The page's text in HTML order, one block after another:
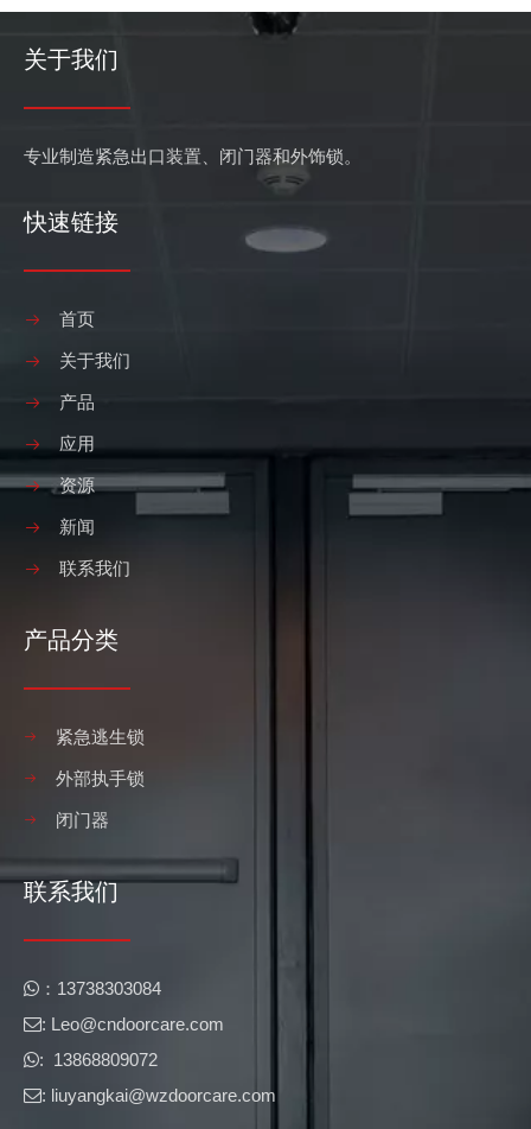
关于我们
专业制造紧急出口装置、闭门器和外饰锁。
快速链接
首页
关于我们
产品
应用
资源
新闻
联系我们
产品分类
紧急逃生锁
外部执手锁
闭门器
联系我们
 ​​：13738303084
: Leo@cndoorcare.com​​​​​​​
: 13868809072
: liuyangkai@wzdoorcare.com